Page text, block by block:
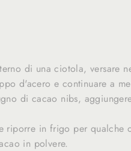
di una ciotola, versare
d'acero e continuare a
di cacao nibs,
riporre in frigo per qualche
in polvere.